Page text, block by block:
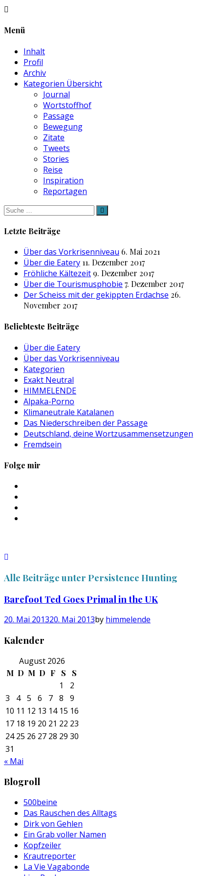
Menü
Inhalt
Profil
Archiv
Kategorien Übersicht
Journal
Wortstoffhof
Passage
Bewegung
Zitate
Tweets
Stories
Reise
Inspiration
Reportagen
Suche
nach:
Letzte Beiträge
Über das Vorkrisenniveau 6. Mai 2021
Über die Eatery 11. Dezember 2017
Fröhliche Kältezeit 9. Dezember 2017
Über die Tourismusphobie 7. Dezember 2017
Der Scheiss mit der gekippten Erdachse 26.
November 2017
Beliebteste Beiträge
Über die Eatery
Über das Vorkrisenniveau
Kategorien
Exakt Neutral
HIMMELENDE
Alpaka-Porno
Klimaneutrale Katalanen
Das Niederschreiben der Passage
Deutschland, deine Wortzusammensetzungen
Fremdsein
Folge mir
anzeigen
Alle Beiträge unter Persistence Hunting
Barefoot Ted Goes Primal in the UK
20. Mai 201320. Mai 2013by himmelende
Kalender
August 2026
M D M D F S S
1
2
3
4 5 6 7 8
9
10 11 12 13 14 15 16
17 18 19 20 21 22 23
24 25 26 27 28 29 30
31
« Mai
Blogroll
500beine
Das Rauschen des Alltags
Dirk von Gehlen
Ein Grab voller Namen
Kopfzeiler
Krautreporter
La Vie Vagabonde